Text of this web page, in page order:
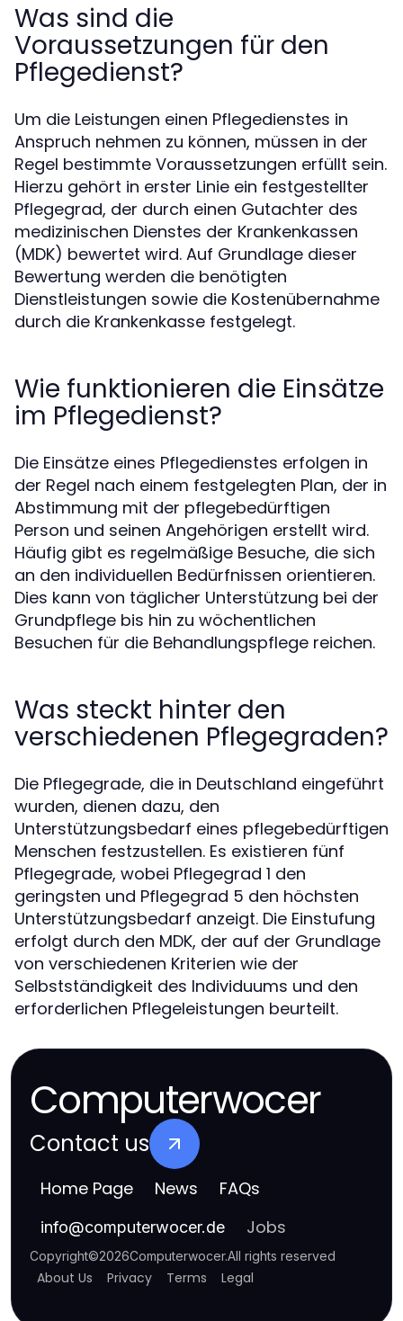
Was sind die
Voraussetzungen für den
Pflegedienst?
Um die Leistungen einen Pflegedienstes in
Anspruch nehmen zu können, müssen in der
Regel bestimmte Voraussetzungen erfüllt sein.
Hierzu gehört in erster Linie ein festgestellter
Pflegegrad, der durch einen Gutachter des
medizinischen Dienstes der Krankenkassen
(MDK) bewertet wird. Auf Grundlage dieser
Bewertung werden die benötigten
Dienstleistungen sowie die Kostenübernahme
durch die Krankenkasse festgelegt.
Wie funktionieren die Einsätze
im Pflegedienst?
Die Einsätze eines Pflegedienstes erfolgen in
der Regel nach einem festgelegten Plan, der in
Abstimmung mit der pflegebedürftigen
Person und seinen Angehörigen erstellt wird.
Häufig gibt es regelmäßige Besuche, die sich
an den individuellen Bedürfnissen orientieren.
Dies kann von täglicher Unterstützung bei der
Grundpflege bis hin zu wöchentlichen
Besuchen für die Behandlungspflege reichen.
Was steckt hinter den
verschiedenen Pflegegraden?
Die Pflegegrade, die in Deutschland eingeführt
wurden, dienen dazu, den
Unterstützungsbedarf eines pflegebedürftigen
Menschen festzustellen. Es existieren fünf
Pflegegrade, wobei Pflegegrad 1 den
geringsten und Pflegegrad 5 den höchsten
Unterstützungsbedarf anzeigt. Die Einstufung
erfolgt durch den MDK, der auf der Grundlage
von verschiedenen Kriterien wie der
Selbstständigkeit des Individuums und den
erforderlichen Pflegeleistungen beurteilt.
Computerwocer
Contact us
Home Page News FAQs
info@computerwocer.de Jobs
Copyright©2026Computerwocer.All rights reserved
About Us Privacy Terms Legal